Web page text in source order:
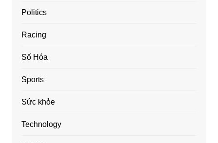
Politics
Racing
Số Hóa
Sports
Sức khỏe
Technology